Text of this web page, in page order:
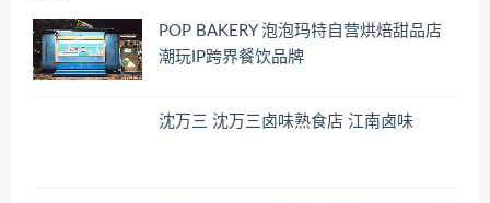
POP BAKERY 泡泡玛特自营烘焙甜品店
潮玩IP跨界餐饮品牌
沈万三 沈万三卤味熟食店 江南卤味